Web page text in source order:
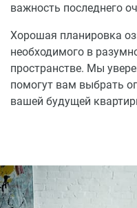
важность последнего
Хорошая планировка
необходимого в
пространстве. Мы
помогут вам выбрать
вашей будущей